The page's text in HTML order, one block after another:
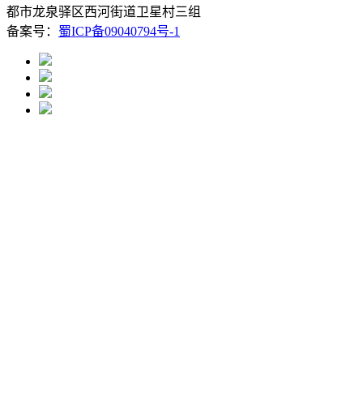
都市龙泉驿区西河街道卫星村三组
备案号： 蜀ICP备09040794号-1